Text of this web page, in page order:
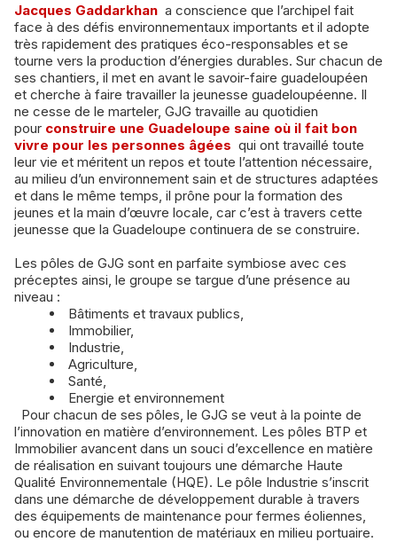
Jacques Gaddarkhan a conscience que l’archipel fait
face à des défis environnementaux importants et il adopte
très rapidement des pratiques éco-responsables et se
tourne vers la production d’énergies durables. Sur chacun de
ses chantiers, il met en avant le savoir-faire guadeloupéen
et cherche à faire travailler la jeunesse guadeloupéenne. Il
ne cesse de le marteler, GJG travaille au quotidien
pour construire une Guadeloupe saine où il fait bon
vivre pour les personnes âgées qui ont travaillé toute
leur vie et méritent un repos et toute l’attention nécessaire,
au milieu d’un environnement sain et de structures adaptées
et dans le même temps, il prône pour la formation des
jeunes et la main d’œuvre locale, car c’est à travers cette
jeunesse que la Guadeloupe continuera de se construire.
Les pôles de GJG sont en parfaite symbiose avec ces
préceptes ainsi, le groupe se targue d’une présence au
niveau :
Bâtiments et travaux publics,
Immobilier,
Industrie,
Agriculture,
Santé,
Energie et environnement
Pour chacun de ses pôles, le GJG se veut à la pointe de
l’innovation en matière d’environnement. Les pôles BTP et
Immobilier avancent dans un souci d’excellence en matière
de réalisation en suivant toujours une démarche Haute
Qualité Environnementale (HQE). Le pôle Industrie s’inscrit
dans une démarche de développement durable à travers
des équipements de maintenance pour fermes éoliennes,
ou encore de manutention de matériaux en milieu portuaire.